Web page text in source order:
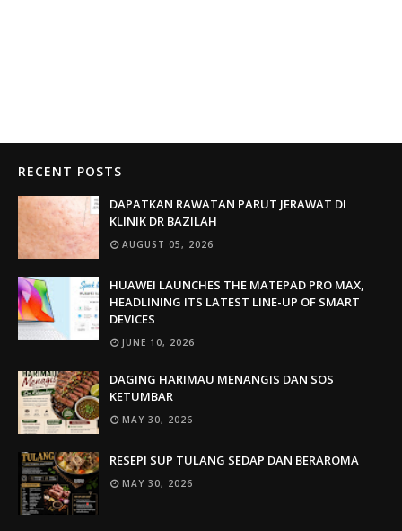
RECENT POSTS
DAPATKAN RAWATAN PARUT JERAWAT DI
KLINIK DR BAZILAH
AUGUST 05, 2026
HUAWEI LAUNCHES THE MATEPAD PRO MAX,
HEADLINING ITS LATEST LINE-UP OF SMART
DEVICES
JUNE 10, 2026
DAGING HARIMAU MENANGIS DAN SOS
KETUMBAR
MAY 30, 2026
RESEPI SUP TULANG SEDAP DAN BERAROMA
MAY 30, 2026